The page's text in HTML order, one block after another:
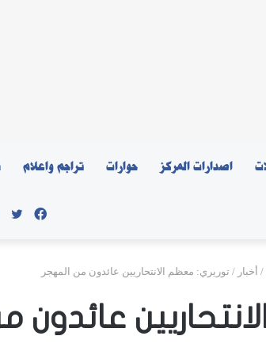
اصدارات المركز حوارات تراجم واعلام
/ أخبار / توريري: معظم الانتحاريين عائدون من المهجر
عائدون